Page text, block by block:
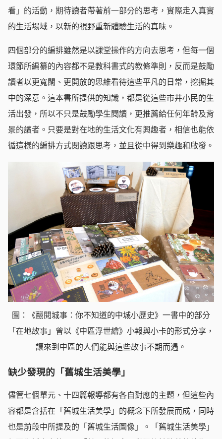
看」的活動，期待讀者帶著前一部分的思考，實際走入真實
的生活場域，以新的視野重新體驗生活的真味。
四個部分的編排雖然是以課堂操作的方向去思考，但每一個
環節所編纂的內容都不是教科書式的教條準則，反而是鼓勵
讀者以更寬闊、更開放的思維看待這些平凡的日常，挖掘其
中的深意。這本書所提供的知識，都是從這些市井小民的生
活出發，所以不只是鼓勵學生閱讀，更推薦給任何年齡及背
景的讀者。只要是對在地的生活文化有興趣者，相信也能依
循這樣的編排方式閱讀跟思考，並且從中得到樂趣和啟發。
圖：《翻閱城事：你不知道的中城小歷史》一書中的部分
「在地故事」曾以《中區浮世繪》小報與小卡的形式分享，
讓來到中區的人們能與這些故事不期而遇。
缺少發現的「舊城生活美學」
儘管七個單元、十四篇報導都有各自對應的主題，但這些內
容都是含括在「舊城生活美學」的概念下所發展而成，同時
也是前段中所提及的「舊城生活圖像」。「舊城生活美學」